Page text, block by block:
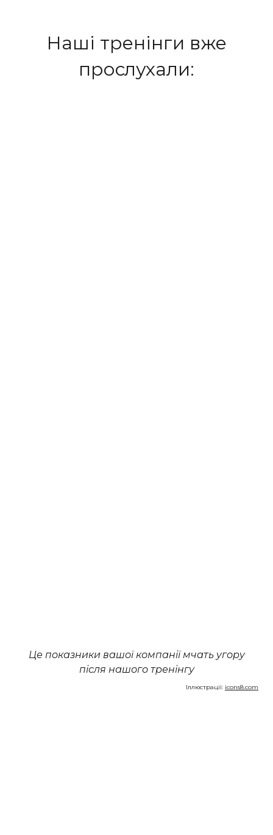
Наші тренінги вже
прослухали:
Це показники вашої компанії мчать угору
після нашого тренінгу
Іллюстрації: icons8.com